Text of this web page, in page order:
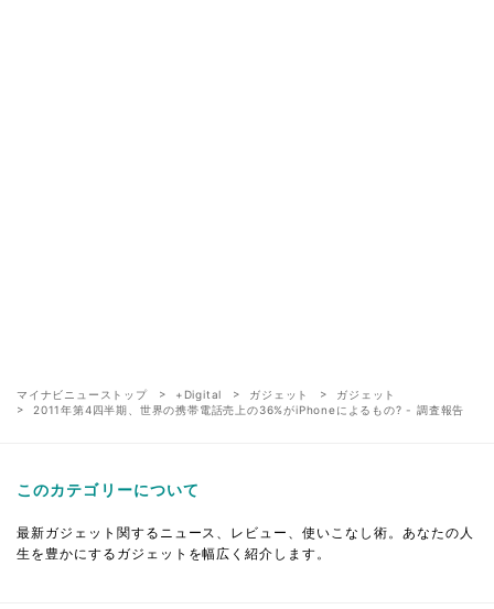
マイナビニューストップ +Digital ガジェット
ガジェット
2011年第4四半期、世界の携帯電話売上の36%がiPhoneによるもの? - 調査報告
このカテゴリーについて
最新ガジェット関するニュース、レビュー、使いこなし術。あなたの人
生を豊かにするガジェットを幅広く紹介します。